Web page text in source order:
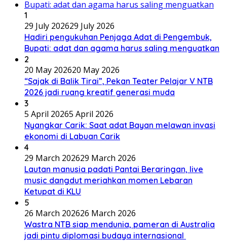
1
29 July 202629 July 2026
Hadiri pengukuhan Penjaga Adat di Pengembuk,
Bupati: adat dan agama harus saling menguatkan
2
20 May 202620 May 2026
“Sajak di Balik Tirai”, Pekan Teater Pelajar V NTB
2026 jadi ruang kreatif generasi muda
3
5 April 20265 April 2026
Nyangkar Carik: Saat adat Bayan melawan invasi
ekonomi di Labuan Carik
4
29 March 202629 March 2026
Lautan manusia padati Pantai Beraringan, live
music dangdut meriahkan momen Lebaran
Ketupat di KLU
5
26 March 202626 March 2026
Wastra NTB siap mendunia, pameran di Australia
jadi pintu diplomasi budaya internasional